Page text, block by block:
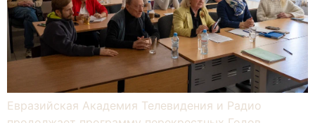
Евразийская Академия Телевидения и Радио